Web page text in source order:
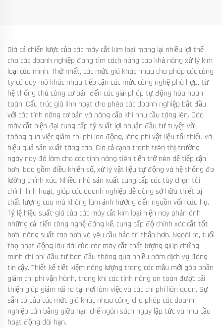
Giá cả chiến lược của các máy cắt kim loại mang lại nhiều lợi thế
cho các doanh nghiệp đang tìm cách nâng cao khả năng xử lý kim
loại của mình. Thứ nhất, các mức giá khác nhau cho phép các công
ty có quy mô khác nhau tiếp cận các mức công nghệ phù hợp, từ
hệ thống thủ công cơ bản đến các giải pháp tự động hóa hoàn
toàn. Cấu trúc giá linh hoạt cho phép các doanh nghiệp bắt đầu
với các tính năng cơ bản và nâng cấp khi nhu cầu tăng lên. Các
máy cắt hiện đại cung cấp tỷ suất lợi nhuận đầu tư tuyệt vời
thông qua việc giảm chi phí lao động, lãng phí vật liệu tối thiểu và
hiệu quả sản xuất tăng cao. Giá cả cạnh tranh trên thị trường
ngày nay đã làm cho các tính năng tiên tiến trở nên dễ tiếp cận
hơn, bao gồm điều khiển số, xử lý vật liệu tự động và hệ thống đo
lường chính xác. Nhiều nhà sản xuất cung cấp các tùy chọn tài
chính linh hoạt, giúp các doanh nghiệp dễ dàng sở hữu thiết bị
chất lượng cao mà không làm ảnh hưởng đến nguồn vốn của họ.
Tỷ lệ hiệu suất-giá của các máy cắt kim loại hiện nay phản ánh
những cải tiến công nghệ đáng kể, cung cấp độ chính xác cắt tốt
hơn, năng suất cao hơn và yêu cầu bảo trì thấp hơn. Ngoài ra, tuổi
thọ hoạt động lâu dài của các máy cắt chất lượng giúp chứng
minh chi phí đầu tư ban đầu thông qua nhiều năm dịch vụ đáng
tin cậy. Thiết kế tiết kiệm năng lượng trong các mẫu mới góp phần
giảm chi phí vận hành, trong khi các tính năng an toàn được cải
thiện giúp giảm rủi ro tại nơi làm việc và các chi phí liên quan. Sự
sẵn có của các mức giá khác nhau cũng cho phép các doanh
nghiệp cân bằng giữa hạn chế ngân sách ngay lập tức và nhu cầu
hoạt động dài hạn.